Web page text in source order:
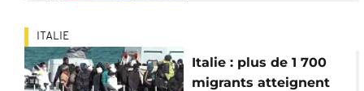
ITALIE
Italie : plus de 1 700
migrants atteignent